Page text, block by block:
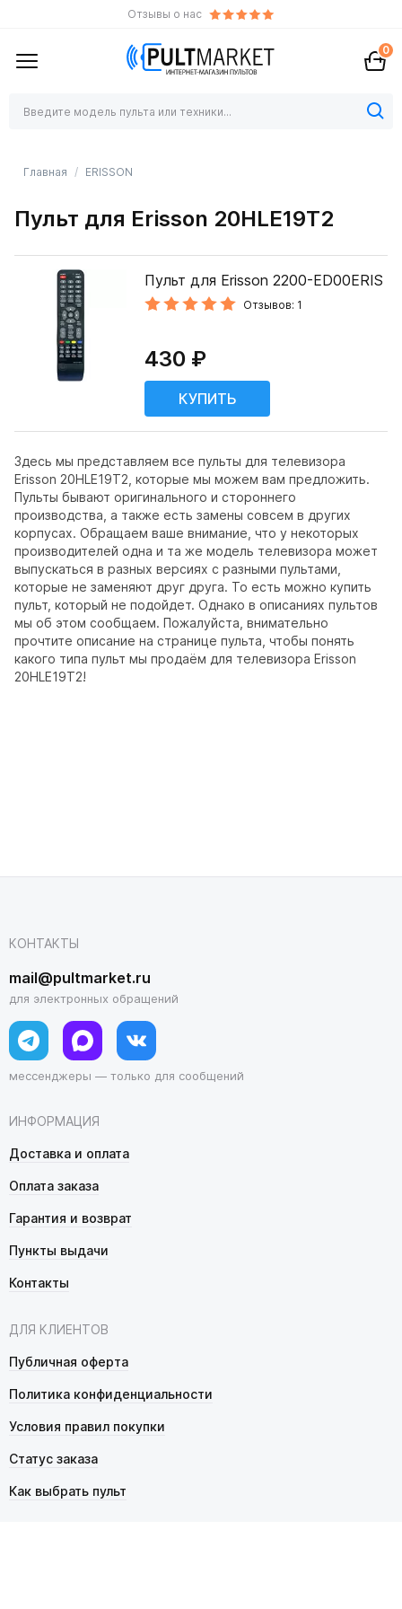
Отзывы о нас
0
Главная ERISSON
Пульт для Erisson 20HLE19T2
Здесь мы представляем все пульты для телевизора
Erisson 20HLE19T2, которые мы можем вам предложить.
Пульты бывают оригинального и стороннего
производства, а также есть замены совсем в других
корпусах. Обращаем ваше внимание, что у некоторых
производителей одна и та же модель телевизора может
выпускаться в разных версиях с разными пультами,
которые не заменяют друг друга. То есть можно купить
пульт, который не подойдет. Однако в описаниях пультов
мы об этом сообщаем. Пожалуйста, внимательно
прочтите описание на странице пульта, чтобы понять
какого типа пульт мы продаём для телевизора Erisson
20HLE19T2!
Пульт для Erisson 2200-ED00ERIS
Отзывов: 1
430 ₽
ИНФОРМАЦИЯ
Доставка и оплата
Оплата заказа
Гарантия и возврат
Пункты выдачи
Контакты
ДЛЯ КЛИЕНТОВ
Публичная оферта
Политика конфиденциальности
Условия правил покупки
Статус заказа
Как выбрать пульт
КОНТАКТЫ
mail@pultmarket.ru
для электронных обращений
мессенджеры — только для сообщений